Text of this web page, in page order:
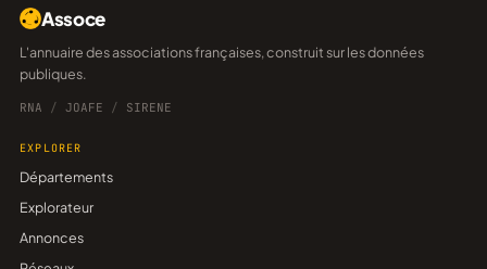
Assoce
L'annuaire des associations françaises, construit sur les données
publiques.
RNA / JOAFE / SIRENE
EXPLORER
Départements
Explorateur
Annonces